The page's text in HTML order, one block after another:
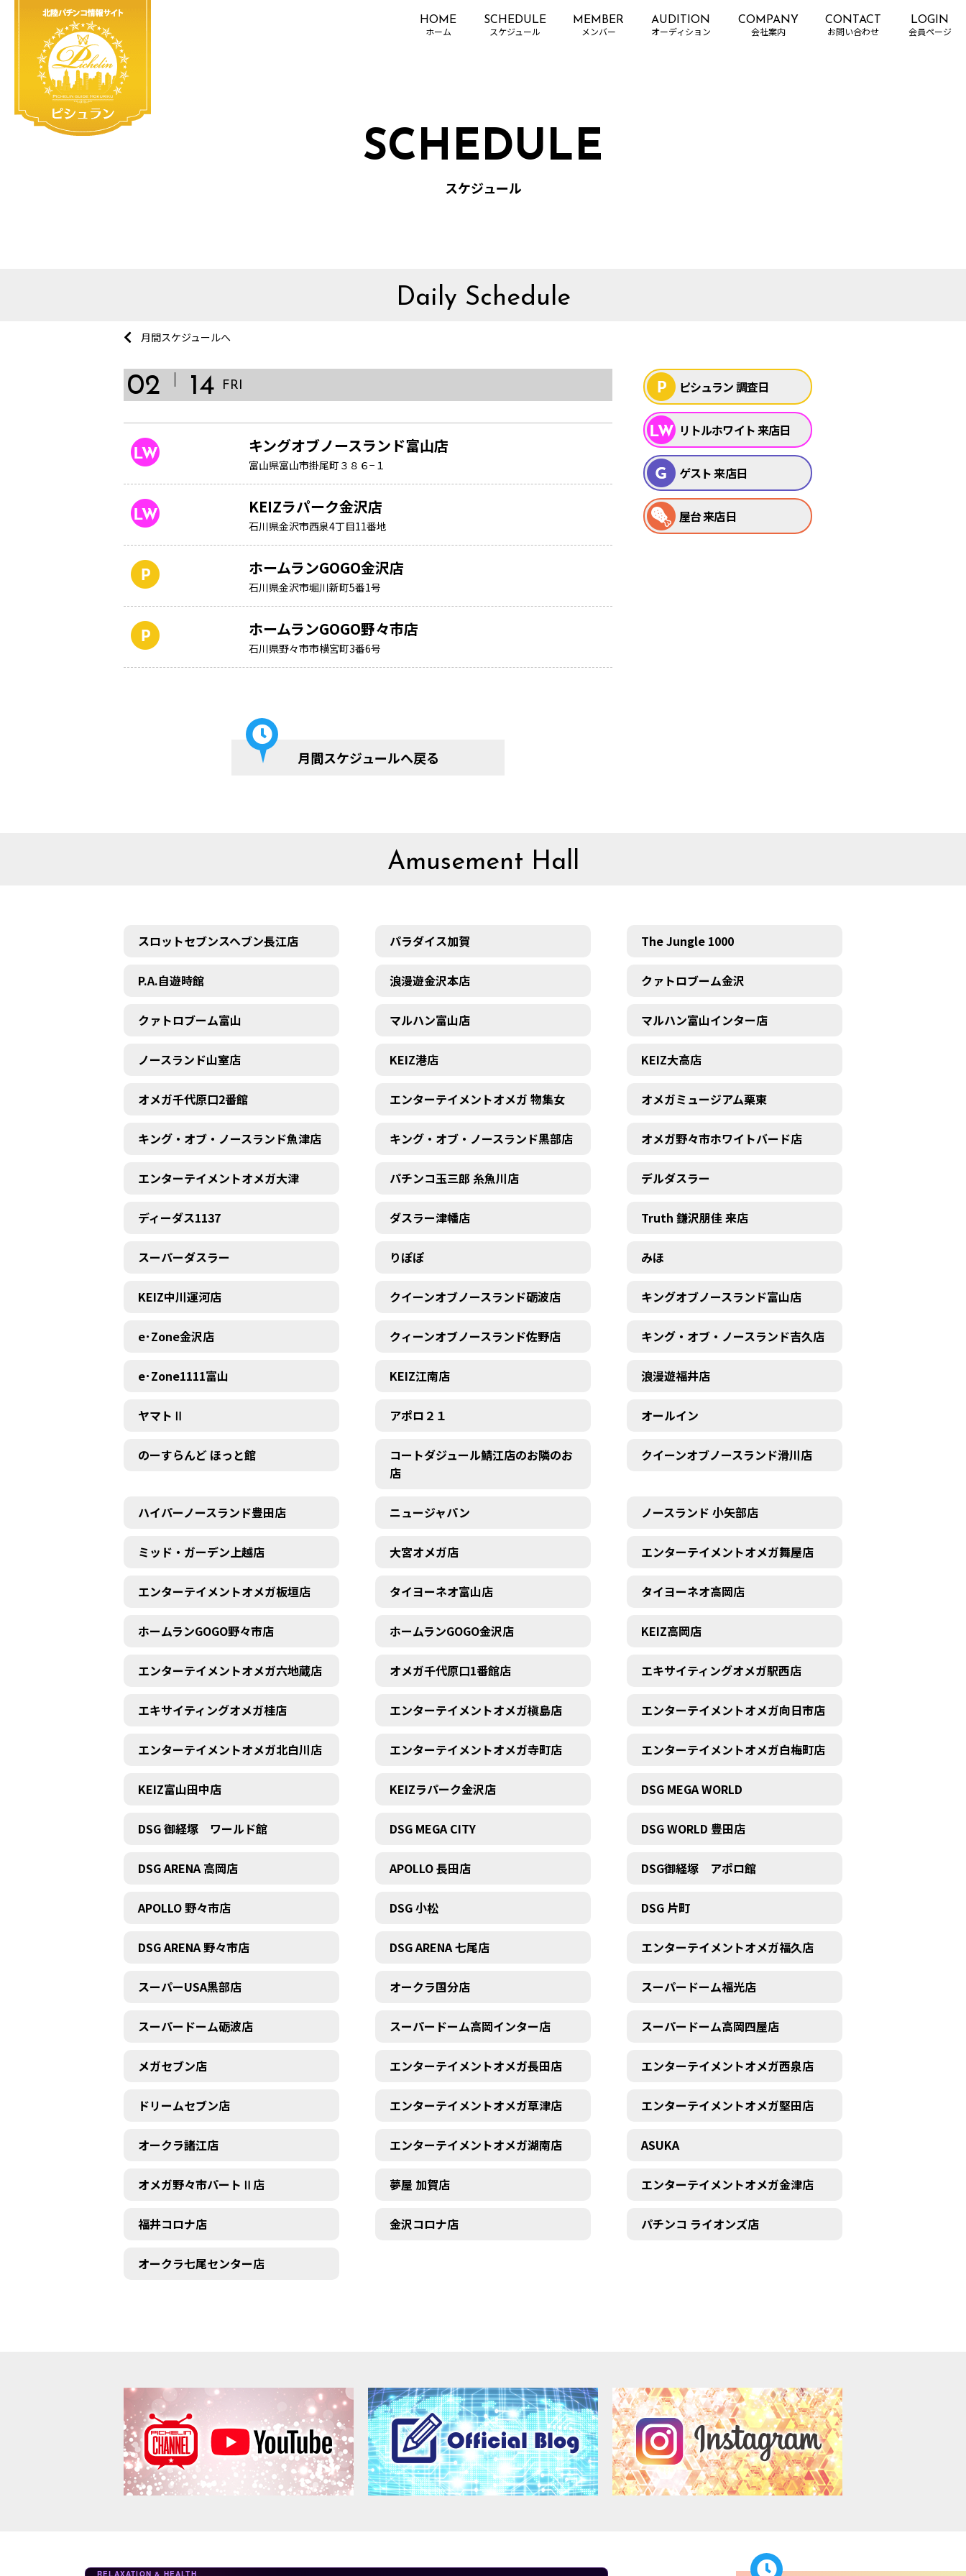
HOME SCHEDULE MEMBER AUDITION COMPANY CONTACT LOGIN
SCHEDULE
スケジュール
Daily Schedule
月間スケジュールへ
02 14 FRI
キングオブノースランド富山店
富山県富山市掛尾町３８６−１
KEIZラパーク金沢店
石川県金沢市西泉4丁目11番地
ホームランGOGO金沢店
石川県金沢市堀川新町5番1号
ホームランGOGO野々市店
石川県野々市市横宮町3番6号
月間スケジュールへ戻る
ピシュラン 調査日
リトルホワイト 来店日
ゲスト 来店日
屋台 来店日
Amusement Hall
スロットセブンスヘブン長江店 パラダイス加賀 The Jungle 1000
P.A.自遊時館 浪漫遊金沢本店 クァトロブーム金沢
クァトロブーム富山 マルハン富山店 マルハン富山インター店
ノースランド山室店 KEIZ港店 KEIZ大高店
オメガ千代原口2番館 エンターテイメントオメガ 物集女 オメガミュージアム栗東
キング・オブ・ノースランド魚津店 キング・オブ・ノースランド黒部店 オメガ野々市ホワイトバード店
エンターテイメントオメガ大津 パチンコ玉三郎 糸魚川店 デルダスラー
ディーダス1137 ダスラー津幡店 Truth 鎌沢朋佳 来店
スーパーダスラー りぽぽ みほ
KEIZ中川運河店 クイーンオブノースランド砺波店 キングオブノースランド富山店
e･Zone金沢店 クィーンオブノースランド佐野店 キング・オブ・ノースランド吉久店
e･Zone1111富山 KEIZ江南店 浪漫遊福井店
ヤマトⅡ アポロ２１ オールイン
のーすらんど ほっと館
コートダジュール鯖江店のお隣のお
店
クイーンオブノースランド滑川店
ハイパーノースランド豊田店 ニュージャパン ノースランド 小矢部店
ミッド・ガーデン上越店 大宮オメガ店 エンターテイメントオメガ舞屋店
エンターテイメントオメガ板垣店 タイヨーネオ富山店 タイヨーネオ高岡店
ホームランGOGO野々市店 ホームランGOGO金沢店 KEIZ高岡店
エンターテイメントオメガ六地蔵店 オメガ千代原口1番館店 エキサイティングオメガ駅西店
エキサイティングオメガ桂店 エンターテイメントオメガ槇島店 エンターテイメントオメガ向日市店
エンターテイメントオメガ北白川店 エンターテイメントオメガ寺町店 エンターテイメントオメガ白梅町店
KEIZ富山田中店 KEIZラパーク金沢店 DSG MEGA WORLD
DSG 御経塚 ワールド館 DSG MEGA CITY DSG WORLD 豊田店
DSG ARENA 高岡店 APOLLO 長田店 DSG御経塚 アポロ館
APOLLO 野々市店 DSG 小松 DSG 片町
DSG ARENA 野々市店 DSG ARENA 七尾店 エンターテイメントオメガ福久店
スーパーUSA黒部店 オークラ国分店 スーパードーム福光店
スーパードーム砺波店 スーパードーム高岡インター店 スーパードーム高岡四屋店
メガセブン店 エンターテイメントオメガ長田店 エンターテイメントオメガ西泉店
ドリームセブン店 エンターテイメントオメガ草津店 エンターテイメントオメガ堅田店
オークラ諸江店 エンターテイメントオメガ湖南店 ASUKA
オメガ野々市パートⅡ店 夢屋 加賀店 エンターテイメントオメガ金津店
福井コロナ店 金沢コロナ店 パチンコ ライオンズ店
オークラ七尾センター店
RELAXATION & HEALTH